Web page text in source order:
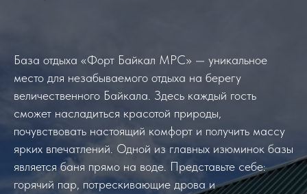
База отдыха «Форт Байкал МРС» — уникальное
место для незабываемого отдыха на берегу
величественного Байкала. Здесь каждый гость
сможет насладиться красотой природы,
почувствовать настоящий комфорт и получить массу
ярких впечатлений. Одной из главных изюминок базы
является баня прямо на воде. Представьте себе:
горячий пар, потрескивающие дрова и